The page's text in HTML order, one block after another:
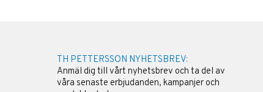
TH PETTERSSON NYHETSBREV:
Anmäl dig till vårt nyhetsbrev och ta del av
våra senaste erbjudanden, kampanjer och